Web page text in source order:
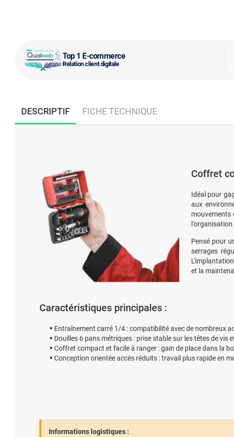
Top 1 E-commerce
Relation client digitale
DESCRIPTIF FICHE TECHNIQUE
Coffret
Idéal pour
aux
mouvements
l'organisation
Pensé pour
serrages
et la
Caractéristiques principales :
Entraînement carré 1/4 : compatibilité avec de nombreux
Douilles 6 pans métriques : prise stable sur les têtes de vis
Coffret compact et facile à ranger : gain de place dans la
Conception orientée accès réduits : travail plus rapide en
Informations logistiques :